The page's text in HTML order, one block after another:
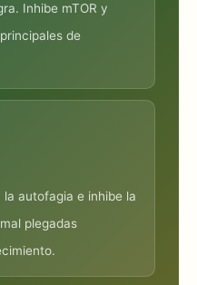
Inhibe mTOR y
de
autofagia e inhibe la
plegadas